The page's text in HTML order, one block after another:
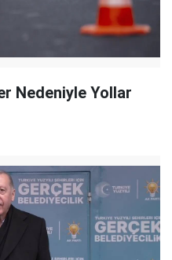
Nedeniyle Yollar